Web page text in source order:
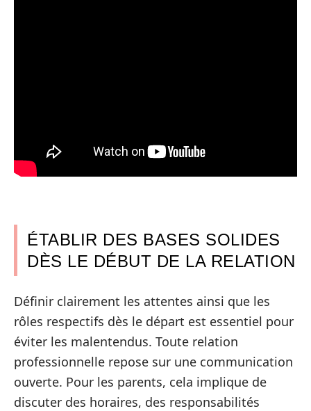
ÉTABLIR DES BASES SOLIDES
DÈS LE DÉBUT DE LA RELATION
Définir clairement les attentes ainsi que les
rôles respectifs dès le départ est essentiel pour
éviter les malentendus. Toute relation
professionnelle repose sur une communication
ouverte. Pour les parents, cela implique de
discuter des horaires, des responsabilités